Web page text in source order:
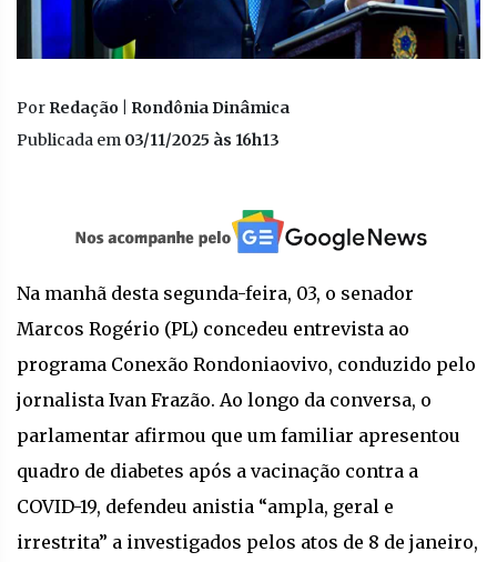
Por Redação | Rondônia Dinâmica
Publicada em 03/11/2025 às 16h13
Na manhã desta segunda-feira, 03, o senador
Marcos Rogério (PL) concedeu entrevista ao
programa Conexão Rondoniaovivo, conduzido pelo
jornalista Ivan Frazão. Ao longo da conversa, o
parlamentar afirmou que um familiar apresentou
quadro de diabetes após a vacinação contra a
COVID-19, defendeu anistia “ampla, geral e
irrestrita” a investigados pelos atos de 8 de janeiro,